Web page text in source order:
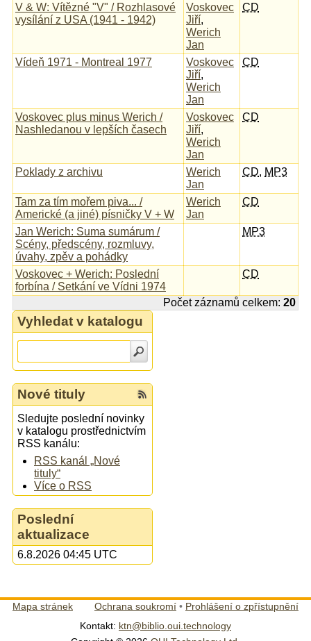
V & W: Vítězné "V" / Rozhlasové
vysílání z USA (1941 - 1942)
Voskovec
Jiří,
Werich
Jan
CD
Vídeň 1971 - Montreal 1977
Voskovec
Jiří,
Werich
Jan
CD
Voskovec plus minus Werich /
Nashledanou v lepších časech
Voskovec
Jiří,
Werich
Jan
CD
Poklady z archivu
Werich
Jan
CD, MP3
Tam za tím mořem piva... /
Americké (a jiné) písničky V + W
Werich
Jan
CD
Jan Werich: Suma sumárum /
Scény, předscény, rozmluvy,
úvahy, zpěv a pohádky
MP3
Voskovec + Werich: Poslední
forbína / Setkání ve Vídni 1974
CD
Počet záznamů celkem: 20
Vyhledat v katalogu
Nové tituly
Sledujte poslední novinky
v katalogu prostřednictvím
RSS kanálu:
RSS kanál „Nové
tituly“
Více o RSS
Poslední
aktualizace
6.8.2026 04:45 UTC
Mapa stránek Ochrana soukromí • Prohlášení o zpřístupnění
Kontakt: ktn@biblio.oui.technology